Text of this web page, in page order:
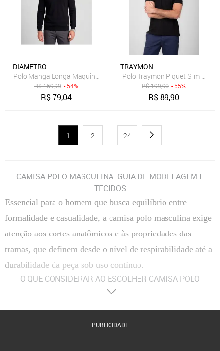
DIAMETRO
Polo Manga Longa Maquinetada Diametro Preto
R$169,99 - 54%
R$79,04
TRAYMON
Polo Traymon Piquet Slim Preto
R$199,90 - 55%
R$89,90
1 2 ... 24
CAMISA POLO MASCULINA: GUIA DE MODELAGEM E
TECIDOS
Essencial para o homem que busca equilíbrio entre
formalidade e casualidade, a camisa polo masculina exige
atenção aos cortes anatômicos e às propriedades das
tramas, que definem desde o nível de respirabilidade até a
durabilidade da peça sob uso contínuo.
O QUE CONSIDERAR AO ESCOLHER CAMISA POLO
MASCULINA
favorece a ventilação e possui alta resistência ao pilling. Versões em algodão egípcio ou
pima oferecem um brilho natural e toque sedoso superior para ocasiões formais. Já as
PUBLICIDADE